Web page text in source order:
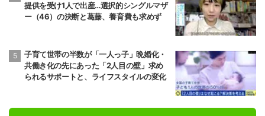
提供を受け1人で出産…選択的シングルマザ
ー（46）の決断と葛藤、養育費も求めず
子育て世帯の半数が「一人っ子」晩婚化・
共働き化の先にあった「2人目の壁」求め
られるサポートと、ライフスタイルの変化